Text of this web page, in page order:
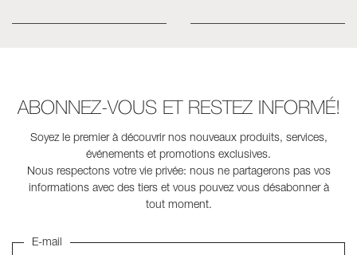
ABONNEZ-VOUS ET RESTEZ INFORMÉ!
Soyez le premier à découvrir nos nouveaux produits, services,
événements et promotions exclusives.
Nous respectons votre vie privée: nous ne partagerons pas vos
informations avec des tiers et vous pouvez vous désabonner à
tout moment.
E-mail